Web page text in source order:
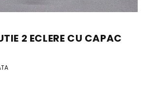
2 ECLERE CU CAPAC